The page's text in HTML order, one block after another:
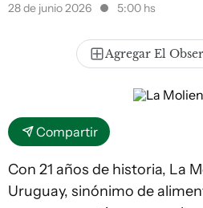
28 de junio 2026 5:00 hs
Agregar El
Compartir
Con 21 años de historia, La
Uruguay, sinónimo de